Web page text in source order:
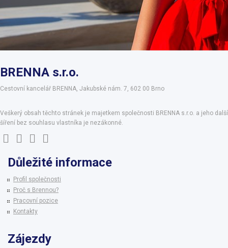
BRENNA s.r.o.
Cestovní kancelář BRENNA, Jakubské nám. 7, 602 00 Brno
Veškerý obsah těchto stránek je majetkem společnosti BRENNA s.r.o. a jeho další
šíření bez souhlasu vlastníka je nezákonné.
Důležité informace
Profil společnosti
Proč s Brennou?
Pracovní pozice
Kontakty
Zájezdy